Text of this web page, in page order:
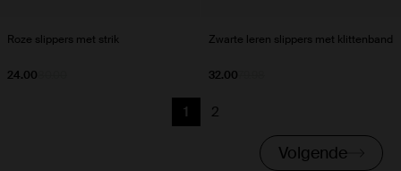
Roze slippers met strik
24.00
Zwarte leren slippers met klittenband
32.00
Huidige pagina
1
Vorige
2
Volgende